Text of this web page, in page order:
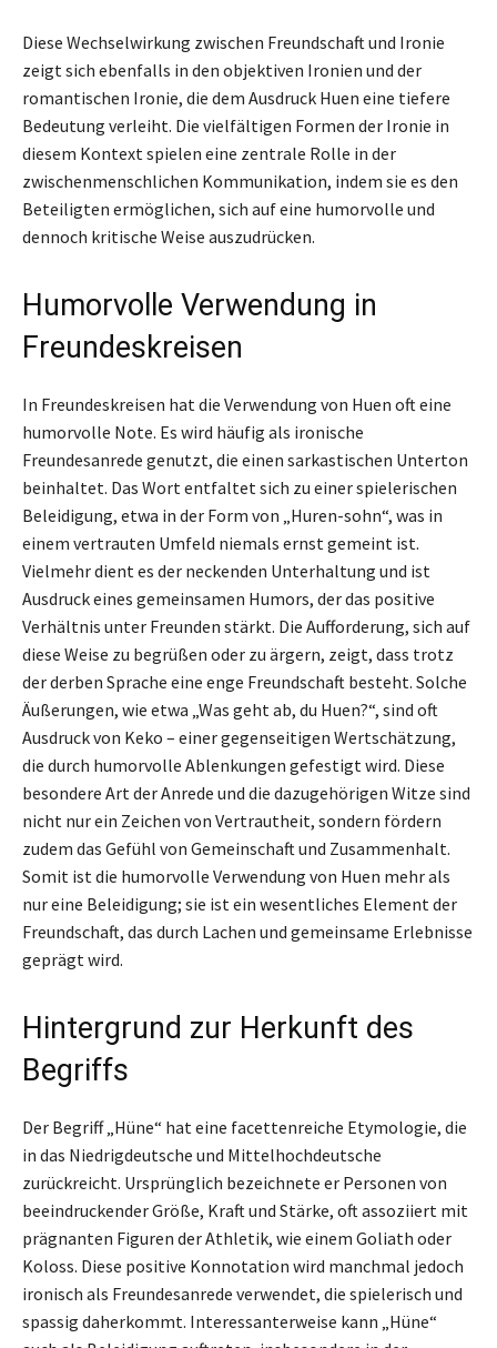
Diese Wechselwirkung zwischen Freundschaft und Ironie
zeigt sich ebenfalls in den objektiven Ironien und der
romantischen Ironie, die dem Ausdruck Huen eine tiefere
Bedeutung verleiht. Die vielfältigen Formen der Ironie in
diesem Kontext spielen eine zentrale Rolle in der
zwischenmenschlichen Kommunikation, indem sie es den
Beteiligten ermöglichen, sich auf eine humorvolle und
dennoch kritische Weise auszudrücken.
Humorvolle Verwendung in
Freundeskreisen
In Freundeskreisen hat die Verwendung von Huen oft eine
humorvolle Note. Es wird häufig als ironische
Freundesanrede genutzt, die einen sarkastischen Unterton
beinhaltet. Das Wort entfaltet sich zu einer spielerischen
Beleidigung, etwa in der Form von „Huren-sohn“, was in
einem vertrauten Umfeld niemals ernst gemeint ist.
Vielmehr dient es der neckenden Unterhaltung und ist
Ausdruck eines gemeinsamen Humors, der das positive
Verhältnis unter Freunden stärkt. Die Aufforderung, sich auf
diese Weise zu begrüßen oder zu ärgern, zeigt, dass trotz
der derben Sprache eine enge Freundschaft besteht. Solche
Äußerungen, wie etwa „Was geht ab, du Huen?“, sind oft
Ausdruck von Keko – einer gegenseitigen Wertschätzung,
die durch humorvolle Ablenkungen gefestigt wird. Diese
besondere Art der Anrede und die dazugehörigen Witze sind
nicht nur ein Zeichen von Vertrautheit, sondern fördern
zudem das Gefühl von Gemeinschaft und Zusammenhalt.
Somit ist die humorvolle Verwendung von Huen mehr als
nur eine Beleidigung; sie ist ein wesentliches Element der
Freundschaft, das durch Lachen und gemeinsame Erlebnisse
geprägt wird.
Hintergrund zur Herkunft des
Begriffs
Der Begriff „Hüne“ hat eine facettenreiche Etymologie, die
in das Niedrigdeutsche und Mittelhochdeutsche
zurückreicht. Ursprünglich bezeichnete er Personen von
beeindruckender Größe, Kraft und Stärke, oft assoziiert mit
prägnanten Figuren der Athletik, wie einem Goliath oder
Koloss. Diese positive Konnotation wird manchmal jedoch
ironisch als Freundesanrede verwendet, die spielerisch und
spassig daherkommt. Interessanterweise kann „Hüne“